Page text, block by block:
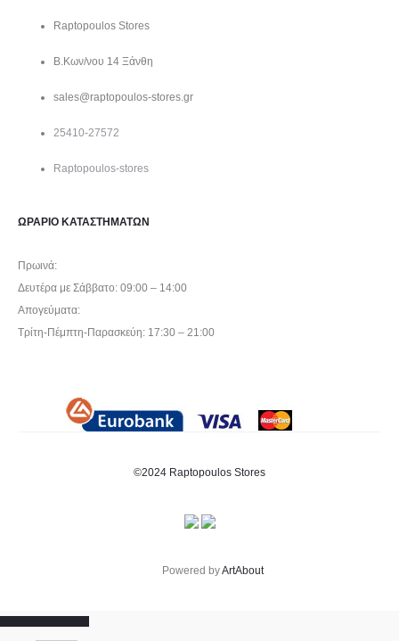
Raptopoulos Stores
Β.Κων/νου 14 Ξάνθη
sales@raptopoulos-stores.gr
25410-27572
Raptopoulos-stores
ΩΡΑΡΙΟ ΚΑΤΑΣΤΗΜΑΤΩΝ
Πρωινά:
Δευτέρα με Σάββατο: 09:00 – 14:00
Απογεύματα:
Τρίτη-Πέμπτη-Παρασκεύη: 17:30 – 21:00
©2024 Raptopoulos Stores
Powered byArtAbout